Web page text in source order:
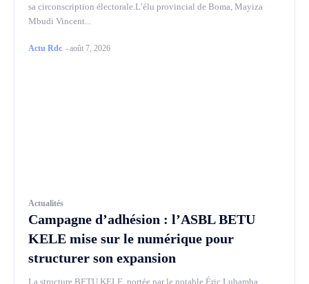
sa circonscription électorale.L’élu provincial de Boma, Mayiza
Mbudi Vincent...
Actu Rdc -août 7, 2026
Actualités
Campagne d’adhésion : l’ASBL BETU
KELE mise sur le numérique pour
structurer son expansion
La structure BETU KELE, portée par le notable Éric Lubamba